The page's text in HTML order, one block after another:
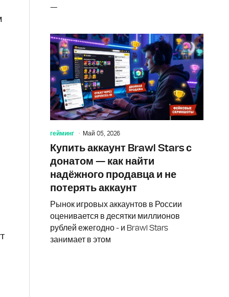
—
гейминг Май 05, 2026
Купить аккаунт Brawl Stars с
донатом — как найти
надёжного продавца и не
потерять аккаунт
Рынок игровых аккаунтов в России
оценивается в десятки миллионов
рублей ежегодно - и Brawl Stars
занимает в этом